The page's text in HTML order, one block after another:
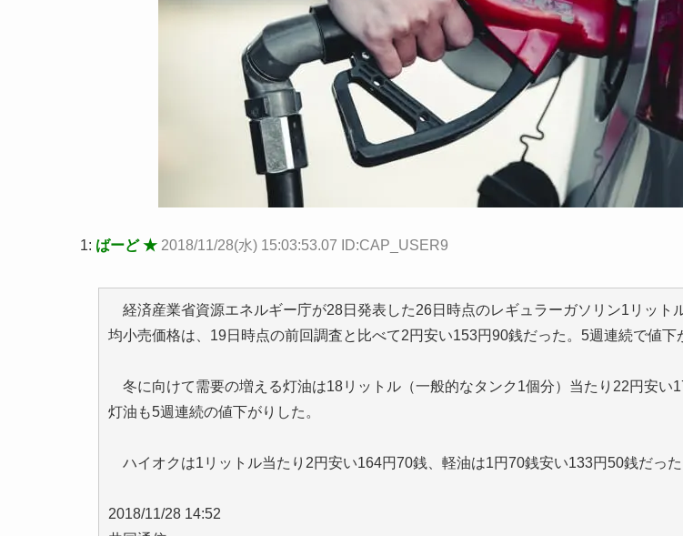
1: ばーど ★ 2018/11/28(水) 15:03:53.07 ID:CAP_USER9
経済産業省資源エネルギー庁が28日発表した26日時点のレギュラーガソリン1リット
均小売価格は、19日時点の前回調査と比べて2円安い153円90銭だった。5週連続で値下
冬に向けて需要の増える灯油は18リットル（一般的なタンク1個分）当たり22円安い
灯油も5週連続の値下がりした。
ハイオクは1リットル当たり2円安い164円70銭、軽油は1円70銭安い133円50銭だった
2018/11/28 14:52